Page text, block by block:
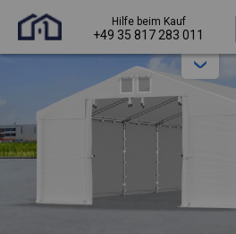
Hilfe beim Kauf
+49 35 817 283 011